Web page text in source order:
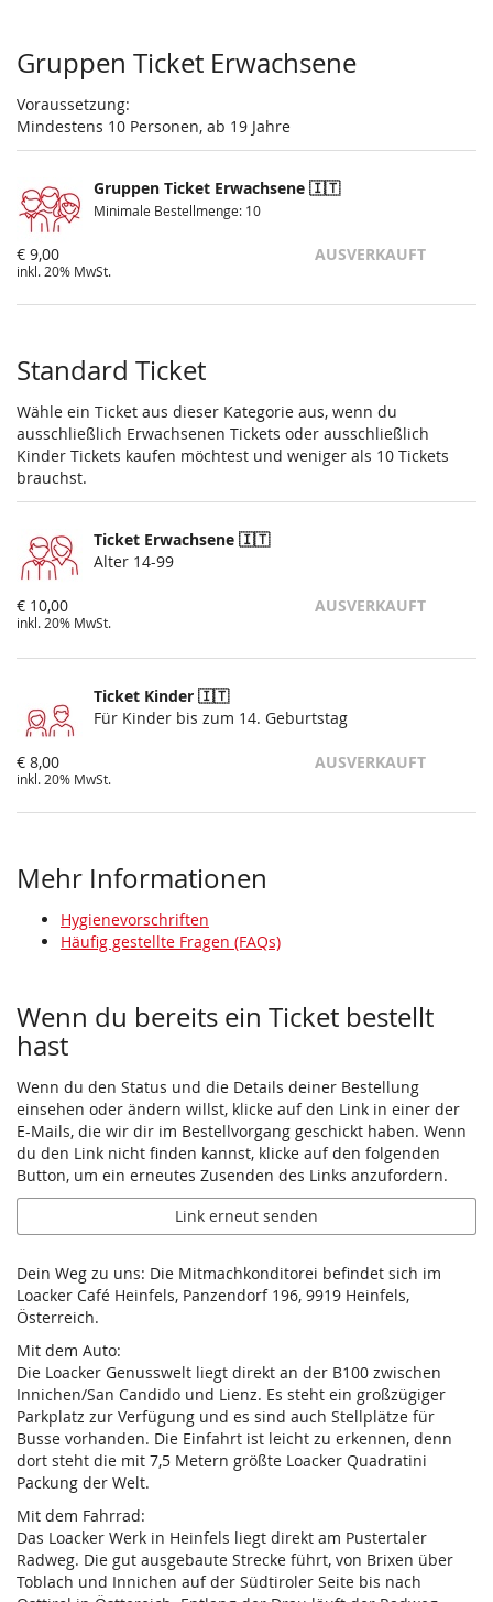
Produkte
Gruppen Ticket Erwachsene
Voraussetzung:
Mindestens 10 Personen, ab 19 Jahre
Gruppen Ticket Erwachsene 🇮🇹
Minimale Bestellmenge: 10
€ 9,00
inkl. 20% MwSt.
AUSVERKAUFT
Standard Ticket
Wähle ein Ticket aus dieser Kategorie aus, wenn du
ausschließlich Erwachsenen Tickets oder ausschließlich
Kinder Tickets kaufen möchtest und weniger als 10 Tickets
brauchst.
Ticket Erwachsene 🇮🇹
Alter 14-99
€ 10,00
inkl. 20% MwSt.
AUSVERKAUFT
Ticket Kinder 🇮🇹
Für Kinder bis zum 14. Geburtstag
€ 8,00
inkl. 20% MwSt.
AUSVERKAUFT
Mehr Informationen
Hygienevorschriften
Häufig gestellte Fragen (FAQs)
Wenn du bereits ein Ticket bestellt
hast
Wenn du den Status und die Details deiner Bestellung
einsehen oder ändern willst, klicke auf den Link in einer der
E-Mails, die wir dir im Bestellvorgang geschickt haben. Wenn
du den Link nicht finden kannst, klicke auf den folgenden
Button, um ein erneutes Zusenden des Links anzufordern.
Link erneut senden
Dein Weg zu uns: Die Mitmachkonditorei befindet sich im
Loacker Café Heinfels, Panzendorf 196, 9919 Heinfels,
Österreich.
Mit dem Auto:
Die Loacker Genusswelt liegt direkt an der B100 zwischen
Innichen/San Candido und Lienz. Es steht ein großzügiger
Parkplatz zur Verfügung und es sind auch Stellplätze für
Busse vorhanden. Die Einfahrt ist leicht zu erkennen, denn
dort steht die mit 7,5 Metern größte Loacker Quadratini
Packung der Welt.
Mit dem Fahrrad:
Das Loacker Werk in Heinfels liegt direkt am Pustertaler
Radweg. Die gut ausgebaute Strecke führt, von Brixen über
Toblach und Innichen auf der Südtiroler Seite bis nach